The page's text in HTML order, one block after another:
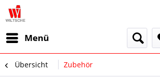
Menü
Übersicht Zubehör